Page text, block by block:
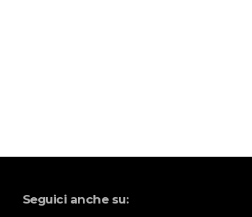
Seguici anche su: